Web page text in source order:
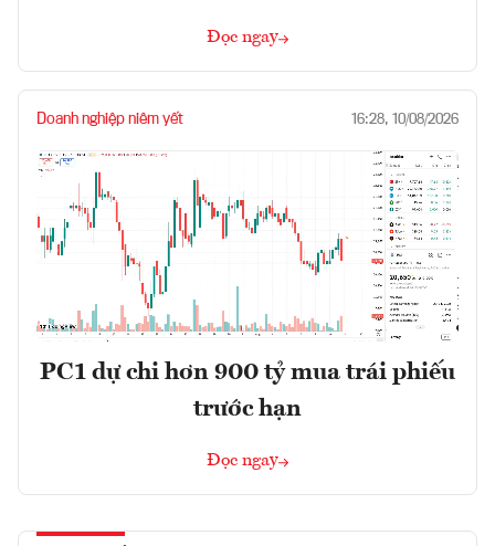
Đọc ngay
Doanh nghiệp niêm yết 16:28, 10/08/2026
PC1 dự chi hơn 900 tỷ mua trái phiếu
trước hạn
Đọc ngay